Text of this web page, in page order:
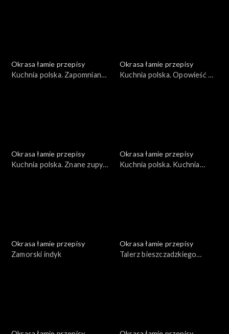
Okrasa łamie przepisy
Kuchnia polska. Zapomniany
Okrasa łamie przepisy
Kuchnia polska. Opowieść o
Okrasa łamie przepisy
Kuchnia polska. Znane zupy
Okrasa łamie przepisy
Kuchnia polska. Kuchnia
Okrasa łamie przepisy
Zamorski indyk
Okrasa łamie przepisy
Talerz bieszczadzkiego